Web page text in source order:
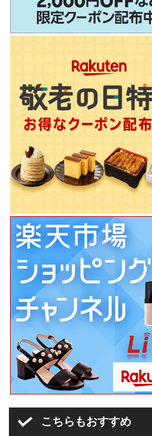
こちらもおすすめ